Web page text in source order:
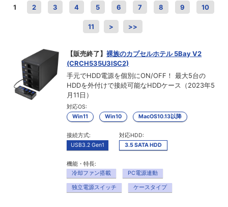
1 2 3 4 5 6 7 8 9 10
11 > >>
【販売終了】裸族のカプセルホテル 5Bay V2
(CRCH535U3ISC2)
手元でHDD電源を個別にON/OFF！ 最大5台の
HDDを外付けで接続可能なHDDケース（2023年5
月11日）
対応OS:
Win11
Win10 MacOS10.13以降
接続方式:
USB3.2 Gen1
対応HDD:
3.5 SATA HDD
機能・特長:
冷却ファン搭載
PC電源連動
独立電源スイッチ ケースタイプ